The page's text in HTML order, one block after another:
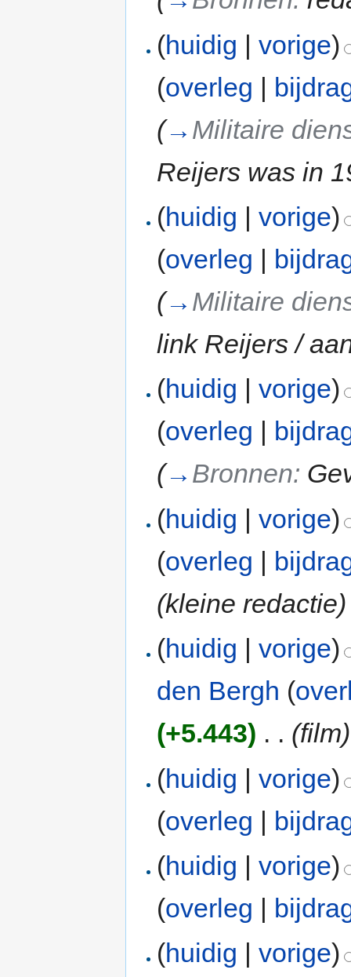
(huidig |vorige)
(overleg |
(→ Militaire
Reijers was in
(huidig |vorige)
(overleg |
(→ Militaire
link Reijers /
(huidig |vorige)
(overleg
(→ Bronnen:
(huidig |vorige)
(overleg |
(kleine redactie)
(huidig |vorige)
den Bergh (
(+5.443) . . (film)
(huidig |vorige)
(overleg |
(huidig |vorige)
(overleg |
(huidig |vorige)